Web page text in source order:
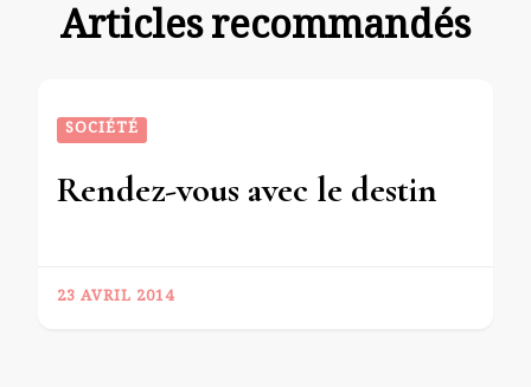
Articles recommandés
SOCIÉTÉ
Rendez-vous avec le destin
23 AVRIL 2014